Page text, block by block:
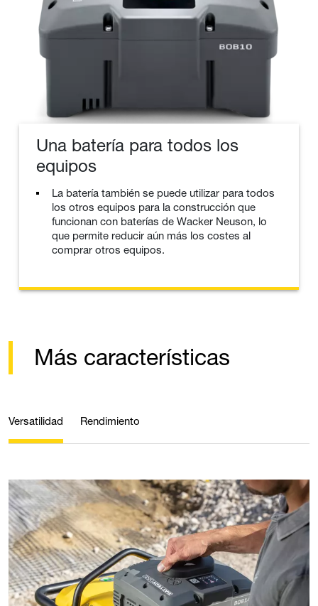
Una batería para todos los
equipos
La batería también se puede utilizar para todos
los otros equipos para la construcción que
funcionan con baterías de Wacker Neuson, lo
que permite reducir aún más los costes al
comprar otros equipos.
Más características
Versatilidad Rendimiento